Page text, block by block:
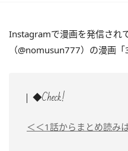
Instagramで漫画を発信され
（@nomusun777）の漫画
◆Check!
＜＜1話からまとめ読み